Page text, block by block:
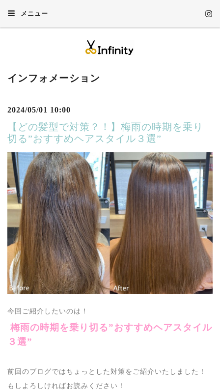
メニュー
インフォメーション
2024/05/01 10:00
【どの髪型で対策？！】梅雨の時期を乗り
切る”おすすめヘアスタイル３選”
今回ご紹介したいのは！
梅雨の時期を乗り切る”おすすめヘアスタイル
３選”
前回のブログではちょっとした対策をご紹介いたしました！
もしよろしければお読みください！